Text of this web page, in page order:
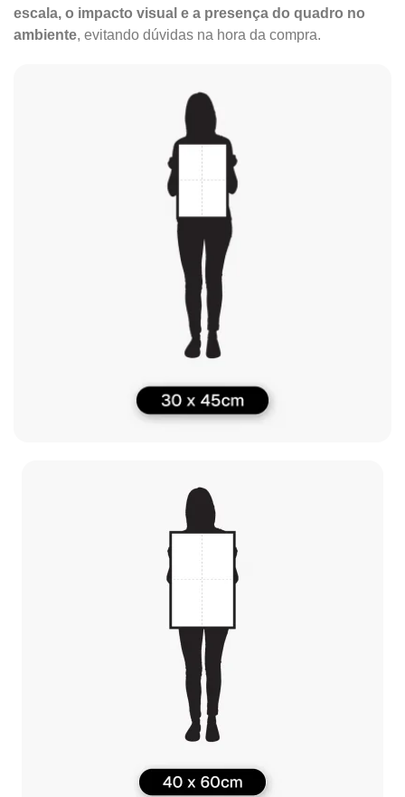
escala, o impacto visual e a presença do quadro no
ambiente, evitando dúvidas na hora da compra.